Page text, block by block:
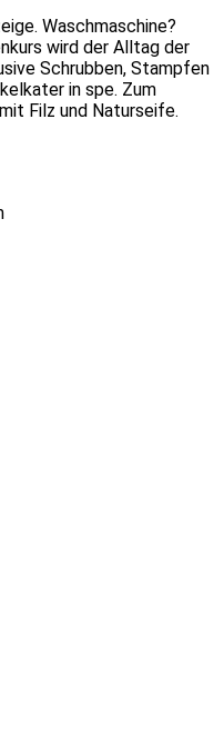
Waschmaschine?
wird der Alltag der
Schrubben, Stampfen
in spe. Zum
Filz und Naturseife.